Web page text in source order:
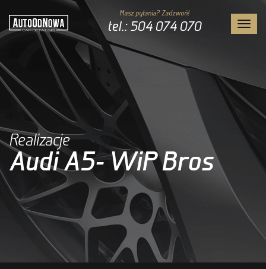
Masz pytania? Zadzwoń!
tel.: 504 074 070
Realizacje
Audi A5- WiP Bros